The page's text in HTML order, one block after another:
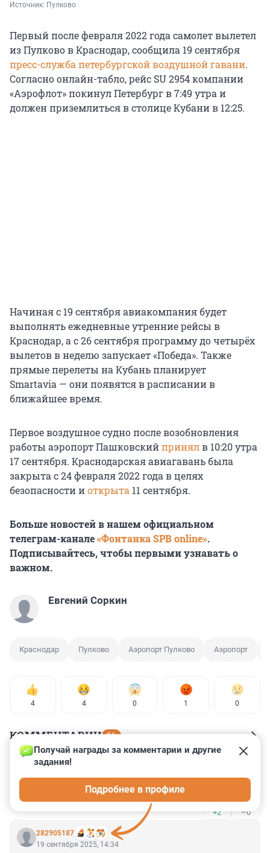
Источник: Пулково
Первый после февраля 2022 года самолет вылетел
из Пулково в Краснодар, сообщила 19 сентября
пресс-служба петербургской воздушной гавани.
Согласно онлайн-табло, рейс SU 2954 компании
«Аэрофлот» покинул Петербург в 7:49 утра и
должен приземлиться в столице Кубани в 12:25.
Начиная с 19 сентября авиакомпания будет
выполнять ежедневные утренние рейсы в
Краснодар, а с 26 сентября программу до четырёх
вылетов в неделю запускает «Победа». Также
прямые перелеты на Кубань планирует
Smartavia — они появятся в расписании в
ближайшее время.
Первое воздушное судно после возобновления
работы аэропорт Пашковскийпринялв 10:20 утра
17 сентября. Краснодарская авиагавань была
закрыта с 24 февраля 2022 года в целях
безопасности иоткрыта 11 сентября.
Больше новостей в нашем официальном
телеграм-канале«Фонтанка SPB online».
Подписывайтесь, чтобы первыми узнавать о
важном.
Евгений Соркин
Краснодар Пулково Аэропорт Пулково Аэропорт
4 4 0 1 0
КОММЕНТАРИИ 26
Гость
Там цены космические, кто летает то
+2 –0
282905187
Получай награды за комментарии и другие
задания!
Подробнее в профиле
19 сентября 2025, 14:34